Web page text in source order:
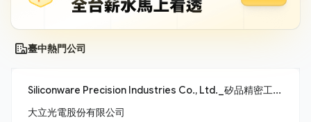
臺中熱門公司
Siliconware Precision Industries Co., Ltd._矽品精密工業股份有限公司
大立光電股份有限公司